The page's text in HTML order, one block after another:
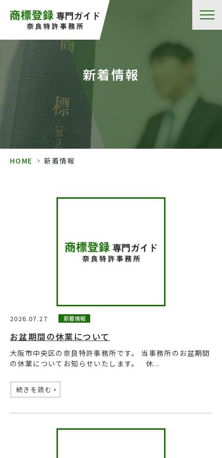
新着情報
HOME > 新着情報
2026.07.27 新着情報
お盆期間の休業について
大阪市中央区の奈良特許事務所です。 当事務所のお盆期間
の休業についてお知らせいたします。 休...
続きを読む »